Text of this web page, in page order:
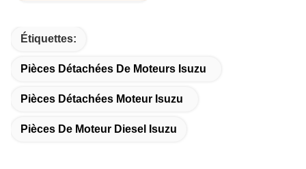
Étiquettes:
Pièces Détachées De Moteurs Isuzu
Pièces Détachées Moteur Isuzu
Pièces De Moteur Diesel Isuzu